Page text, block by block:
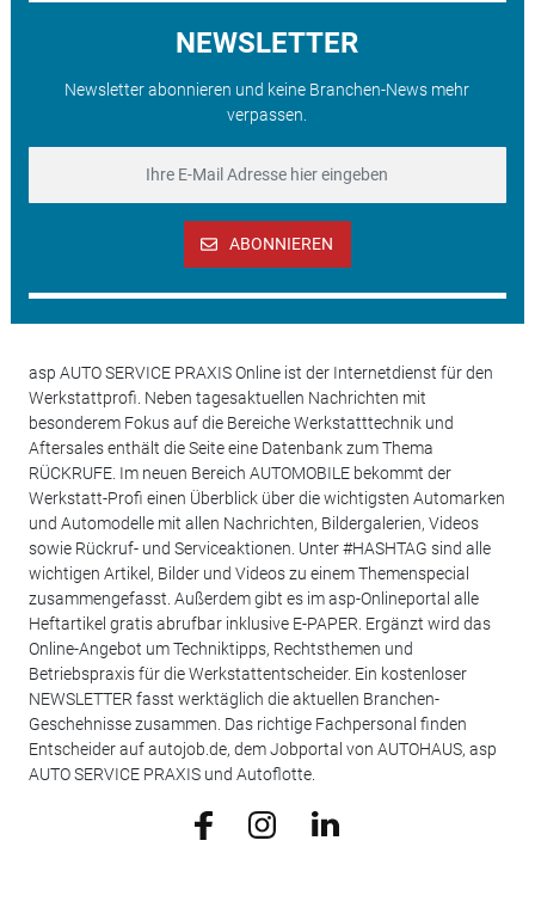
NEWSLETTER
Newsletter abonnieren und keine Branchen-News mehr
verpassen.
ABONNIEREN
asp AUTO SERVICE PRAXIS Online ist der Internetdienst für den
Werkstattprofi. Neben tagesaktuellen Nachrichten mit
besonderem Fokus auf die Bereiche Werkstatttechnik und
Aftersales enthält die Seite eine Datenbank zum Thema
RÜCKRUFE. Im neuen Bereich AUTOMOBILE bekommt der
Werkstatt-Profi einen Überblick über die wichtigsten Automarken
und Automodelle mit allen Nachrichten, Bildergalerien, Videos
sowie Rückruf- und Serviceaktionen. Unter #HASHTAG sind alle
wichtigen Artikel, Bilder und Videos zu einem Themenspecial
zusammengefasst. Außerdem gibt es im asp-Onlineportal alle
Heftartikel gratis abrufbar inklusive E-PAPER. Ergänzt wird das
Online-Angebot um Techniktipps, Rechtsthemen und
Betriebspraxis für die Werkstattentscheider. Ein kostenloser
NEWSLETTER fasst werktäglich die aktuellen Branchen-
Geschehnisse zusammen. Das richtige Fachpersonal finden
Entscheider auf autojob.de, dem Jobportal von AUTOHAUS, asp
AUTO SERVICE PRAXIS und Autoflotte.